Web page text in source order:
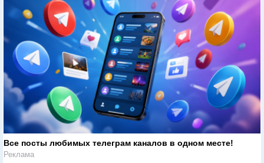
Все посты любимых телеграм каналов в одном месте!
Реклама